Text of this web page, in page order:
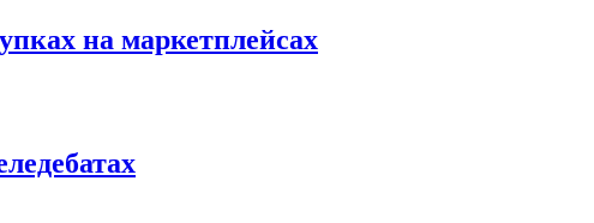
на маркетплейсах